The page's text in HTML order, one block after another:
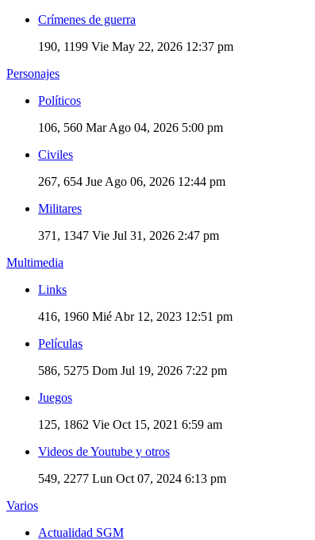
Crímenes de guerra
190, 1199 Vie May 22, 2026 12:37 pm
Personajes
Políticos
106, 560 Mar Ago 04, 2026 5:00 pm
Civiles
267, 654 Jue Ago 06, 2026 12:44 pm
Militares
371, 1347 Vie Jul 31, 2026 2:47 pm
Multimedia
Links
416, 1960 Mié Abr 12, 2023 12:51 pm
Películas
586, 5275 Dom Jul 19, 2026 7:22 pm
Juegos
125, 1862 Vie Oct 15, 2021 6:59 am
Videos de Youtube y otros
549, 2277 Lun Oct 07, 2024 6:13 pm
Varios
Actualidad SGM